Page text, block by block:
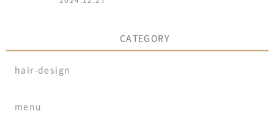
CATEGORY
hair-design
menu